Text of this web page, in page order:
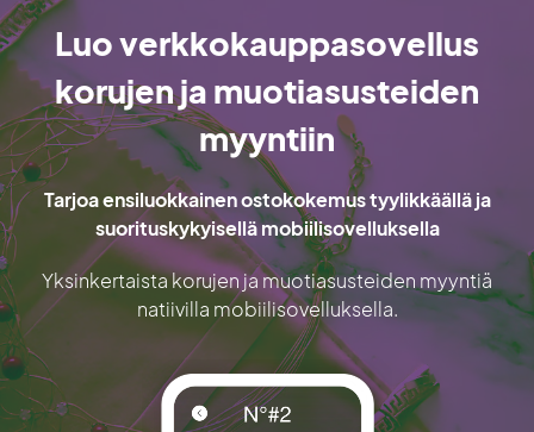
Luo verkkokauppasovellus
korujen ja muotiasusteiden
myyntiin
Tarjoa ensiluokkainen ostokokemus tyylikkäällä ja
suorituskykyisellä mobiilisovelluksella
Yksinkertaista korujen ja muotiasusteiden myyntiä
natiivilla mobiilisovelluksella.